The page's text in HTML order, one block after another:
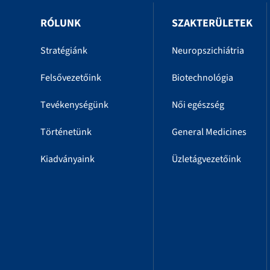
RÓLUNK
Stratégiánk
Felsővezetőink
Tevékenységünk
Történetünk
Kiadványaink
SZAKTERÜLETEK
Neuropszichiátria
Biotechnológia
Női egészség
General Medicines
Üzletágvezetőink